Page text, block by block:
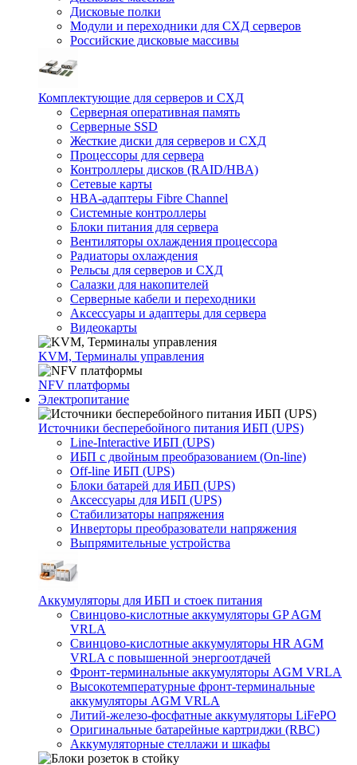
Дисковые полки
Модули и переходники для СХД серверов
Российские дисковые массивы
Комплектующие для серверов и СХД
Серверная оперативная память
Серверные SSD
Жесткие диски для серверов и СХД
Процессоры для сервера
Контроллеры дисков (RAID/HBA)
Сетевые карты
HBA-адаптеры Fibre Channel
Системные контроллеры
Блоки питания для сервера
Вентиляторы охлаждения процессора
Радиаторы охлаждения
Рельсы для серверов и СХД
Салазки для накопителей
Серверные кабели и переходники
Аксессуары и адаптеры для сервера
Видеокарты
KVM, Терминалы управления
NFV платформы
Электропитание
Источники бесперебойного питания ИБП (UPS)
Line-Interactive ИБП (UPS)
ИБП с двойным преобразованием (On-line)
Off-line ИБП (UPS)
Блоки батарей для ИБП (UPS)
Аксессуары для ИБП (UPS)
Стабилизаторы напряжения
Инверторы преобразователи напряжения
Выпрямительные устройства
Аккумуляторы для ИБП и стоек питания
Свинцово-кислотные аккумуляторы GP AGM
VRLA
Свинцово-кислотные аккумуляторы HR AGM
VRLA с повышенной энергоотдачей
Фронт-терминальные аккумуляторы AGM VRLA
Высокотемпературные фронт-терминальные
аккумуляторы AGM VRLA
Литий-железо-фосфатные аккумуляторы LiFePO
Оригинальные батарейные картриджи (RBC)
Аккумуляторные стеллажи и шкафы